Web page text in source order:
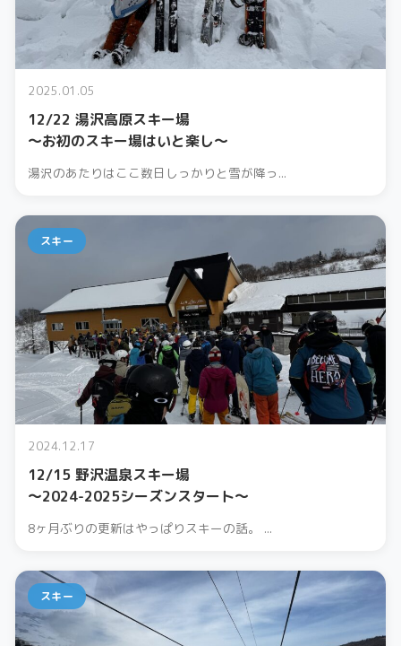
2025.01.05
12/22 湯沢高原スキー場
〜お初のスキー場はいと楽し〜
湯沢のあたりはここ数日しっかりと雪が降っ...
スキー
2024.12.17
12/15 野沢温泉スキー場
〜2024-2025シーズンスタート〜
8ヶ月ぶりの更新はやっぱりスキーの話。 ...
スキー